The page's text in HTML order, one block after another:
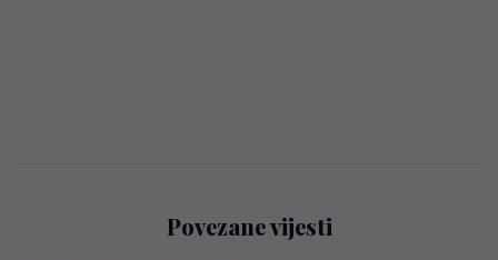
Povezane vijesti